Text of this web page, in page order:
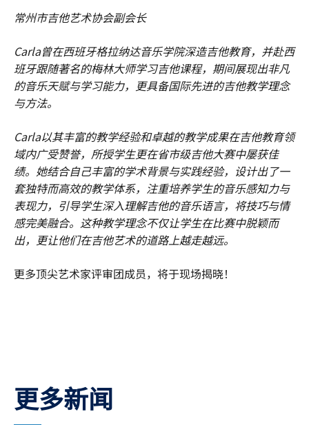
常州市吉他艺术协会副会长
Carla曾在西班牙格拉纳达音乐学院深造吉他教育，并赴西
班牙跟随著名的梅林大师学习吉他课程，期间展现出非凡
的音乐天赋与学习能力，更具备国际先进的吉他教学理念
与方法。
Carla以其丰富的教学经验和卓越的教学成果在吉他教育领
域内广受赞誉，所授学生更在省市级吉他大赛中屡获佳
绩。她结合自己丰富的学术背景与实践经验，设计出了一
套独特而高效的教学体系，注重培养学生的音乐感知力与
表现力，引导学生深入理解吉他的音乐语言，将技巧与情
感完美融合。这种教学理念不仅让学生在比赛中脱颖而
出，更让他们在吉他艺术的道路上越走越远。
更多顶尖艺术家评审团成员，将于现场揭晓！
更多新闻